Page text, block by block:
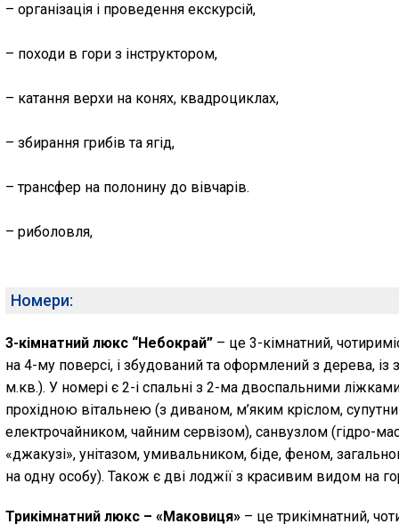
– організація і проведення екскурсій,
– походи в гори з інструктором,
– катання верхи на конях, квадроциклах,
– збирання грибів та ягід,
– трансфер на полонину до вівчарів.
– риболовля,
Номери:
3-кімнатний люкс “Небокрай” – це 3-кімнатний,
на 4-му поверсі, і збудований та оформлений з дерева,
м.кв.). У номері є 2-і спальні з 2-ма двоспальними
прохідною вітальнею (з диваном, м’яким кріслом,
електрочайником, чайним сервізом), санвузлом (гідро-
«джакузі», унітазом, умивальником, біде, феном,
на одну особу). Також є дві лоджії з красивим видом на
Трикімнатний люкс – «Маковиця» – це трикімнатний,